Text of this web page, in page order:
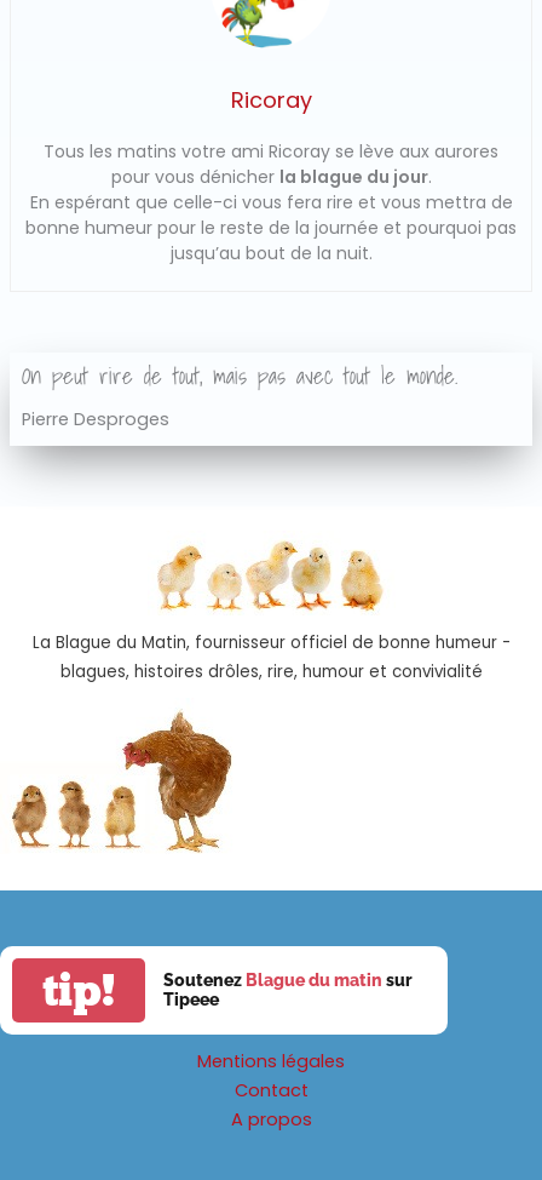
Ricoray
Tous les matins votre ami Ricoray se lève aux aurores
pour vous dénicher la blague du jour.
En espérant que celle-ci vous fera rire et vous mettra de
bonne humeur pour le reste de la journée et pourquoi pas
jusqu’au bout de la nuit.
On peut rire de tout, mais pas avec tout le monde.
Pierre Desproges
La Blague du Matin, fournisseur officiel de bonne humeur -
blagues, histoires drôles, rire, humour et convivialité
tip! Soutenez Blague du matin sur
Tipeee
Mentions légales
Contact
A propos